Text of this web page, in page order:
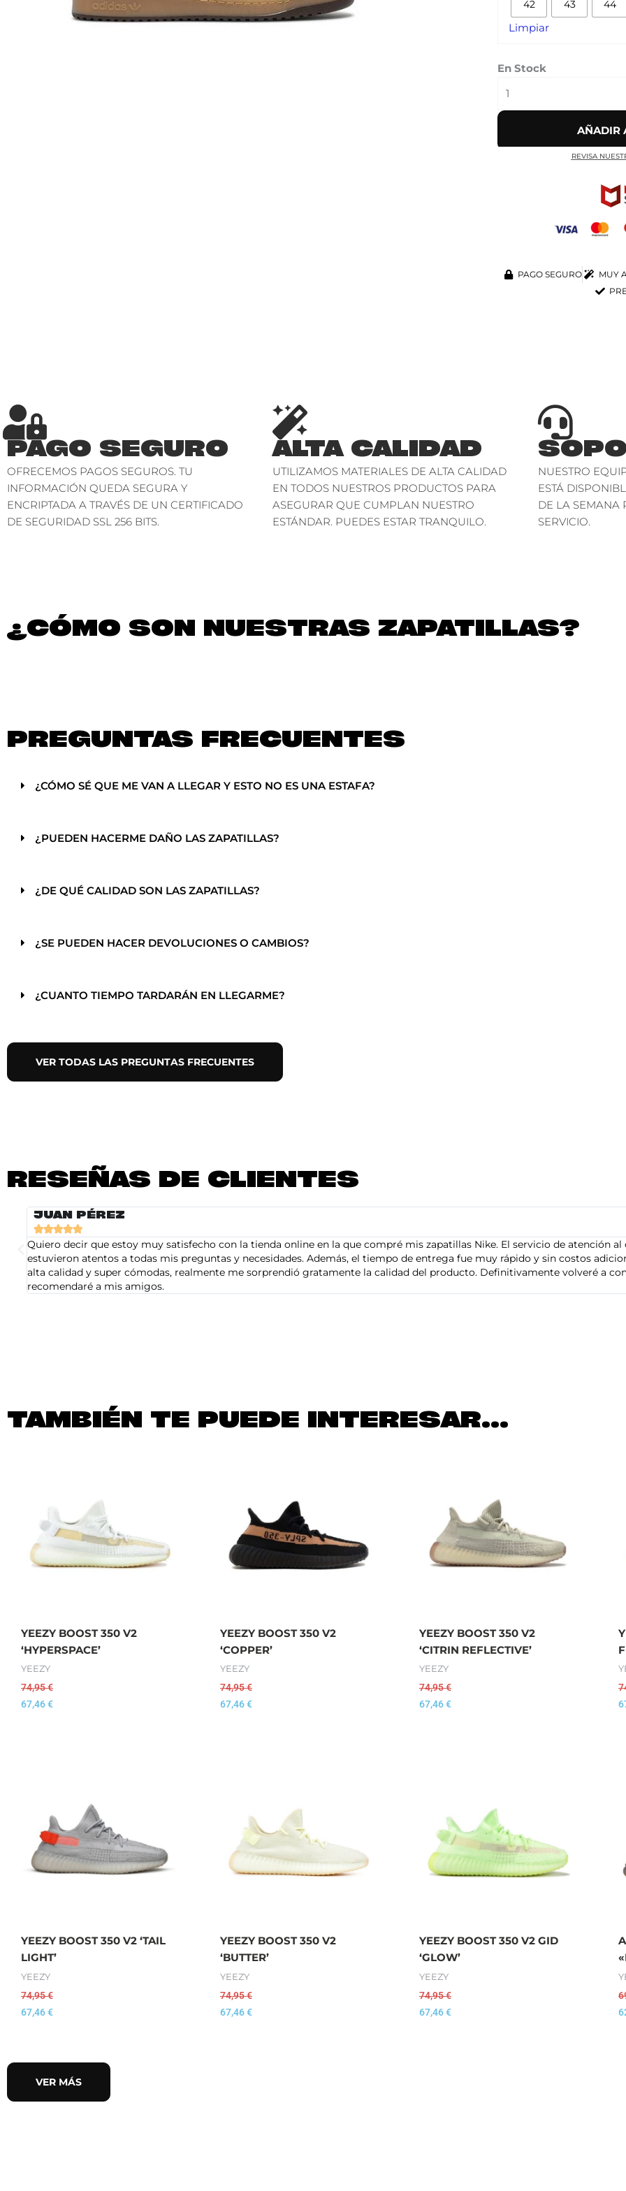
42 43 44
Limpiar
En Stock
'THE
FIRST
cantidad
AÑADIR
REVISA
PAGO SEGURO MUY
PAGO SEGURO
OFRECEMOS PAGOS SEGUROS. TU
INFORMACIÓN QUEDA SEGURA Y
ENCRIPTADA A TRAVÉS DE UN CERTIFICADO
DE SEGURIDAD SSL 256 BITS.
ALTA CALIDAD
UTILIZAMOS MATERIALES DE ALTA CALIDAD
EN TODOS NUESTROS PRODUCTOS PARA
ASEGURAR QUE CUMPLAN NUESTRO
ESTÁNDAR. PUEDES ESTAR TRANQUILO.
NUESTRO
ESTÁ
DE LA SEMANA
SERVICIO.
¿CÓMO SON NUESTRAS ZAPATILLAS?
PREGUNTAS FRECUENTES
¿CÓMO SÉ QUE ME VAN A LLEGAR Y ESTO NO ES UNA ESTAFA?
¿PUEDEN HACERME DAÑO LAS ZAPATILLAS?
¿DE QUÉ CALIDAD SON LAS ZAPATILLAS?
¿SE PUEDEN HACER DEVOLUCIONES O CAMBIOS?
¿CUANTO TIEMPO TARDARÁN EN LLEGARME?
VER TODAS LAS PREGUNTAS FRECUENTES
RESEÑAS DE CLIENTES
JUAN PÉREZ

Quiero decir que estoy muy satisfecho con la tienda online en la que compré mis zapatillas Nike. El servicio de atención al
estuvieron atentos a todas mis preguntas y necesidades. Además, el tiempo de entrega fue muy rápido y sin costos
alta calidad y super cómodas, realmente me sorprendió gratamente la calidad del producto. Definitivamente volveré a
recomendaré a mis amigos.
TAMBIÉN TE PUEDE INTERESAR...
YEEZY BOOST 350 V2
‘HYPERSPACE’
YEEZY
74,95€
67,46€
YEEZY BOOST 350 V2
‘COPPER’
YEEZY
74,95€
67,46€
YEEZY BOOST 350 V2
‘CITRIN REFLECTIVE’
YEEZY
74,95€
67,46€
YEEZY BOOST 350 V2 ‘TAIL
LIGHT’
YEEZY
74,95€
67,46€
YEEZY BOOST 350 V2
‘BUTTER’
YEEZY
74,95€
67,46€
YEEZY BOOST 350 V2 GID
‘GLOW’
YEEZY
74,95€
67,46€
VER MÁS